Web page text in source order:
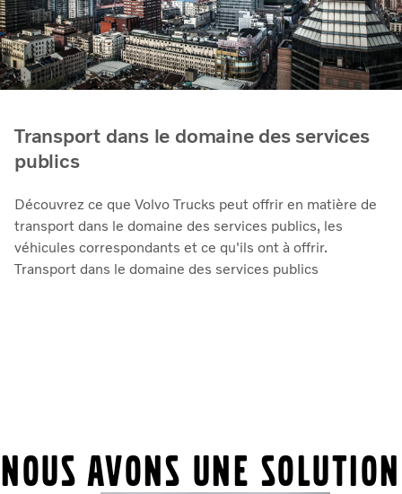
Transport dans le domaine des services
publics
Découvrez ce que Volvo Trucks peut offrir en matière de
transport dans le domaine des services publics, les
véhicules correspondants et ce qu'ils ont à offrir.
Transport dans le domaine des services publics
Nous avons une solution